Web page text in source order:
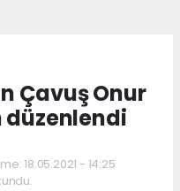
Çavuş Onur
düzenlendi
18.05.2021 - 14:25